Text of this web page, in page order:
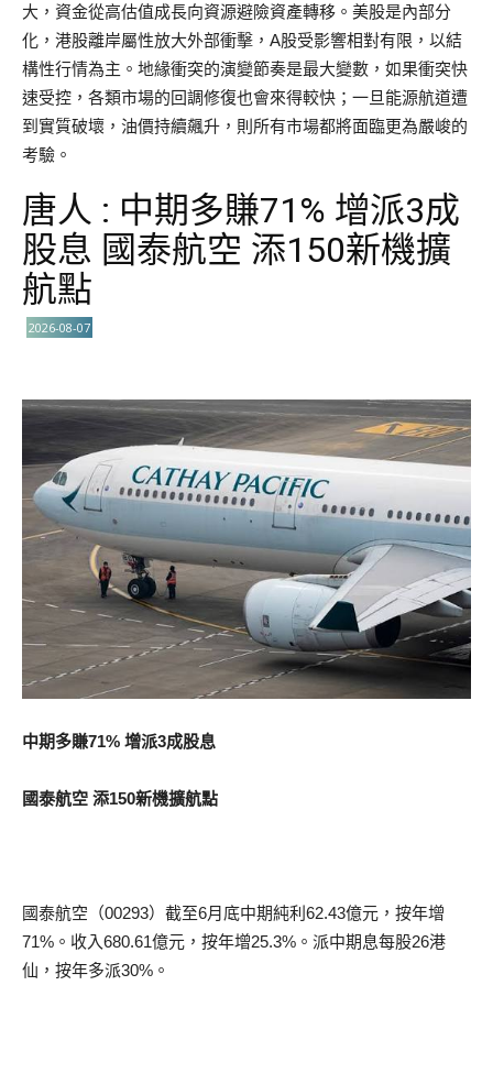
大，資金從高估值成長向資源避險資產轉移。美股是內部分
化，港股離岸屬性放大外部衝擊，A股受影響相對有限，以結
構性行情為主。地緣衝突的演變節奏是最大變數，如果衝突快
速受控，各類市場的回調修復也會來得較快；一旦能源航道遭
到實質破壞，油價持續飆升，則所有市場都將面臨更為嚴峻的
考驗。
唐人 : 中期多賺71% 增派3成
股息 國泰航空 添150新機擴
航點
2026-08-07
中期多賺71% 增派3成股息
國泰航空 添150新機擴航點
國泰航空（00293）截至6月底中期純利62.43億元，按年增
71%。收入680.61億元，按年增25.3%。派中期息每股26港
仙，按年多派30%。